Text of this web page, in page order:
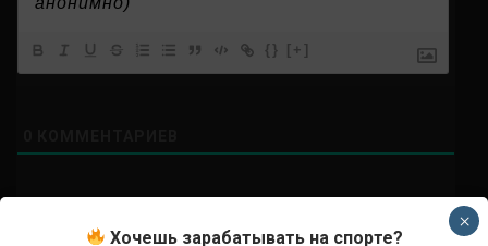
{} [+]
Хочешь зарабатывать на спорте?
×